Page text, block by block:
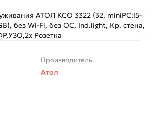
Производитель
Атол